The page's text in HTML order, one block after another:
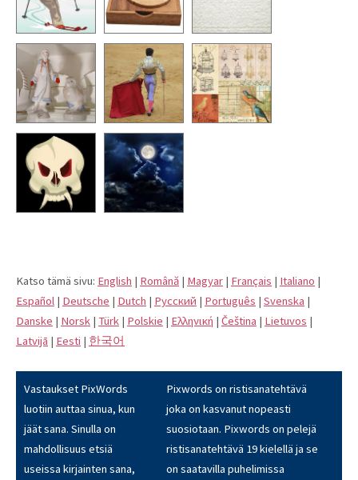
Katso tämä sivu: English | Română | Magyar | Français | Italiano |
Español | Deutsche | Dutch | Pусский | Português | Svenska |
Danske | Norsk | Türk | Polskie | Eλληνική | Čeština | Lietuvos |
Latvijā | Eesti | 한국어
Vastaukset PixWords
luotiin auttaa sinua, kun
jäät sana. Sinulla on
mahdollisuus etsiä
useissa kirjainten sana,
Pixwords on ristisanatehtävä
joka on kasvanut nopeasti
suosiotaan. Pixwords on pelejä
ristisanatehtävä 19 kielellä ja se
on saatavilla puhelimissa